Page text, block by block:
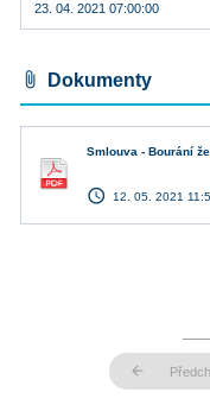
23. 04. 2021 07:00:00
attach_file Dokumenty
Smlouva - Bourání
access_time 12. 05. 2021
arrow_back